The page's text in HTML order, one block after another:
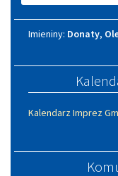
Imieniny
Imieniny: Donaty,
Kalendarz Imprez